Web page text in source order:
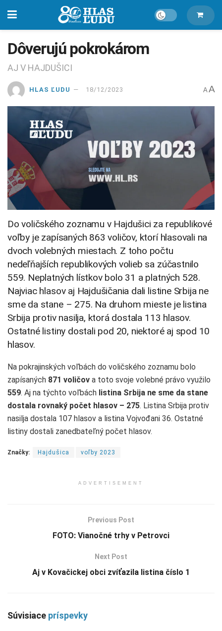
Dôverujú pokrokárom
AJ V HAJDUŠICI
HLAS ĽUDU 18/12/2023 A A
Do voličského zoznamu v Hajdušici za republikové
voľby je zapísaných 863 voličov, ktorí hlasovali na
dvoch volebných miestach. Z toho počtu
nedeľňajších republikových volieb sa zúčastnilo
559. Neplatných lístkov bolo 31 a platných 528.
Najviac hlasov aj Hajdušičania dali listine Srbija ne
sme da stane – 275. Na druhom mieste je listina
Srbija protiv nasilja, ktorá dostala 113 hlasov.
Ostatné listiny dostali pod 20, niektoré aj spod 10
hlasov.
Na pokrajinských voľbách do voličského zoznamu bolo
zapísaných 871 voličov a toto svoje volebné právo využilo
559. Aj na týchto voľbách listina Srbija ne sme da stane
dostala rovnaký počet hlasov – 275. Listina Srbija protiv
nasilja dostala 107 hlasov a listina Vojvođani 36. Ostatné
listiny dostali zanedbateľný počet hlasov.
Značky: Hajdušica voľby 2023
ADVERTISEMENT
Previous Post
FOTO: Vianočné trhy v Petrovci
Next Post
Aj v Kovačickej obci zvíťazila listina číslo 1
Súvisiace príspevky